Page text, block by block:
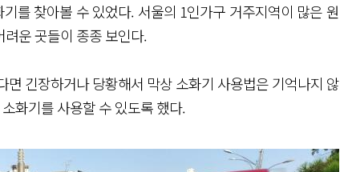
를 찾아볼 수 있었다. 서울의 1인가구 거주지역이 많은 원
운 곳들이 종종 보인다.
긴장하거나 당황해서 막상 소화기 사용법은 기억나지 않
화기를 사용할 수 있도록 했다.